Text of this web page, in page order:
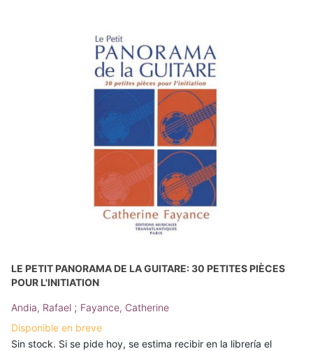
LE PETIT PANORAMA DE LA GUITARE: 30 PETITES PIÈCES
POUR L'INITIATION
Andia, Rafael ; Fayance, Catherine
Disponible en breve
Sin stock. Si se pide hoy, se estima recibir en la librería el